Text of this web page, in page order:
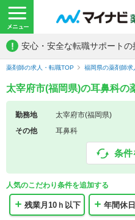
! 安心・安全な転職サポートの
薬剤師の求人・転職TOP 福岡県の薬剤師求
太宰府市(福岡県)の耳鼻科の
勤務地
太宰府市(福岡県)
その他
耳鼻科
条件
人気のこだわり条件を追加する
残業月10ｈ以下 年間休